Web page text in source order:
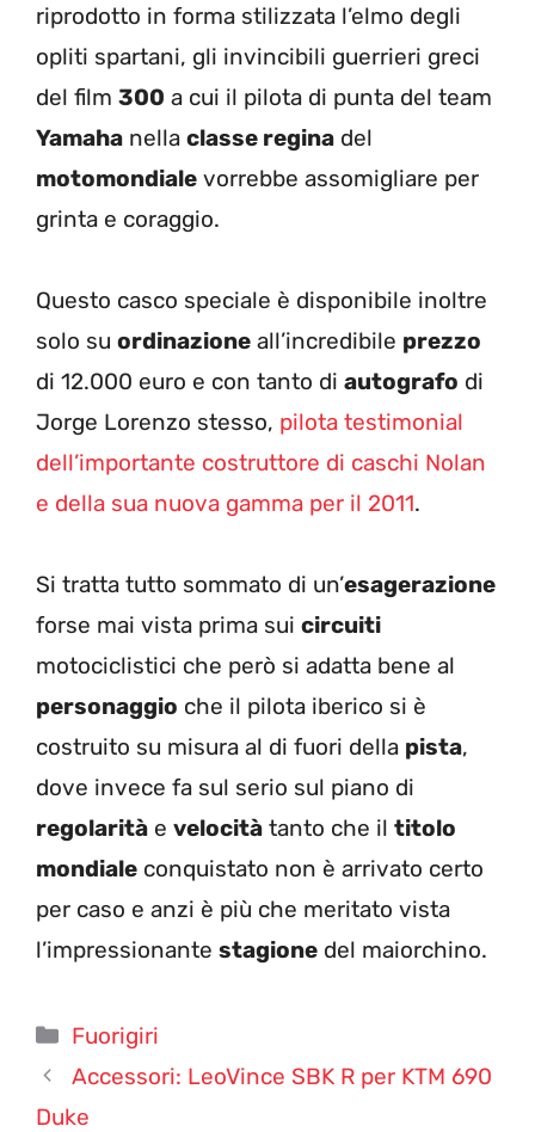
riprodotto in forma stilizzata l’elmo degli
opliti spartani, gli invincibili guerrieri greci
del film 300 a cui il pilota di punta del team
Yamaha nella classe regina del
motomondiale vorrebbe assomigliare per
grinta e coraggio.
Questo casco speciale è disponibile inoltre
solo su ordinazione all’incredibile prezzo
di 12.000 euro e con tanto di autografo di
Jorge Lorenzo stesso, pilota testimonial
dell’importante costruttore di caschi Nolan
e della sua nuova gamma per il 2011.
Si tratta tutto sommato di un’esagerazione
forse mai vista prima sui circuiti
motociclistici che però si adatta bene al
personaggio che il pilota iberico si è
costruito su misura al di fuori della pista,
dove invece fa sul serio sul piano di
regolarità e velocità tanto che il titolo
mondiale conquistato non è arrivato certo
per caso e anzi è più che meritato vista
l’impressionante stagione del maiorchino.
Categorie
Fuorigiri
Accessori: LeoVince SBK R per KTM 690
Duke